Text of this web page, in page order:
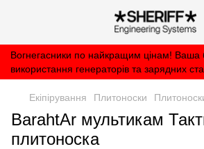
Вогнегасники по найкращим цінам! Ваша
використання генераторів та зарядних
Екіпірування Плитоноски
BarahtAr мультикам
плитоноска